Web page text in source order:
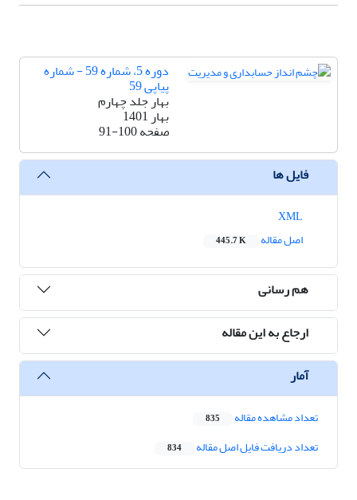
دوره 5، شماره 59 - شماره
پیاپی 59
بهار جلد چهارم
بهار 1401
صفحه91-100
فایل ها
اصل مقاله
445.7 K
هم رسانی
ارجاع به این مقاله
آمار
تعداد مشاهده مقاله 835
تعداد دریافت فایل اصل مقاله 834